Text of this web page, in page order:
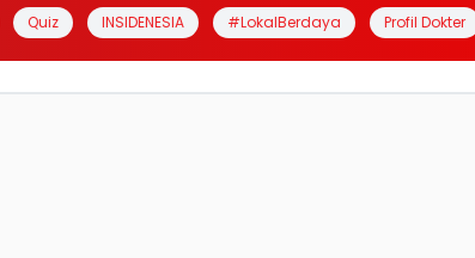
Quiz INSIDENESIA #LokalBerdaya Profil Dokter